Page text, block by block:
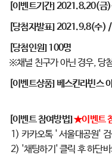
[이벤트기간] 2021.8.20(
[당첨자발표] 2021.9.8(수) /
[당첨인원] 100명
※채널 친구가 아닌 경우, 당
[이벤트상품] 베스킨라빈스
[이벤트 참여방법]★이벤트
1) 카카오톡 ' 서울대공원'
2) '채팅하기' 클릭 후 하단